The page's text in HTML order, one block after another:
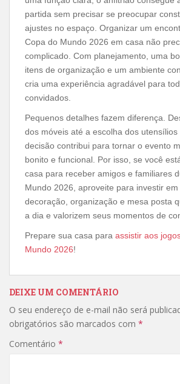
partida sem precisar se preocupar
ajustes no espaço. Organizar um
Copa do Mundo 2026 em casa não
complicado. Com planejamento, uma
itens de organização e um ambiente
cria uma experiência agradável para
convidados.
Pequenos detalhes fazem diferença.
dos móveis até a escolha dos utensílios
decisão contribui para tornar o evento
bonito e funcional. Por isso, se você
casa para receber amigos e familiares
Mundo 2026, aproveite para investir
decoração, organização e mesa posta
a dia e valorizem seus momentos de
Prepare sua casa para assistir aos
Mundo 2026!
DEIXE UM COMENTÁRIO
O seu endereço de e-mail não será
obrigatórios são marcados com *
Comentário *